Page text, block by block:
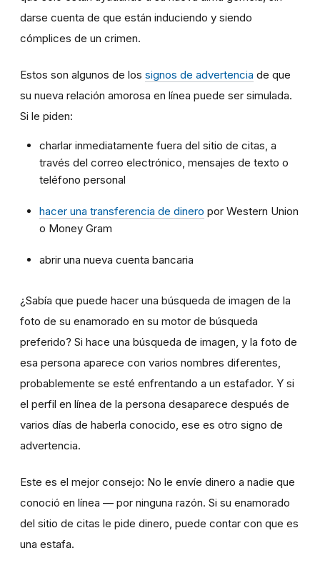
darse cuenta de que están induciendo y siendo
cómplices de un crimen.
Estos son algunos de los signos de advertencia de que
su nueva relación amorosa en línea puede ser simulada.
Si le piden:
charlar inmediatamente fuera del sitio de citas, a
través del correo electrónico, mensajes de texto o
teléfono personal
hacer una transferencia de dinero por Western Union
o Money Gram
abrir una nueva cuenta bancaria
¿Sabía que puede hacer una búsqueda de imagen de la
foto de su enamorado en su motor de búsqueda
preferido? Si hace una búsqueda de imagen, y la foto de
esa persona aparece con varios nombres diferentes,
probablemente se esté enfrentando a un estafador. Y si
el perfil en línea de la persona desaparece después de
varios días de haberla conocido, ese es otro signo de
advertencia.
Este es el mejor consejo: No le envíe dinero a nadie que
conoció en línea — por ninguna razón. Si su enamorado
del sitio de citas le pide dinero, puede contar con que es
una estafa.